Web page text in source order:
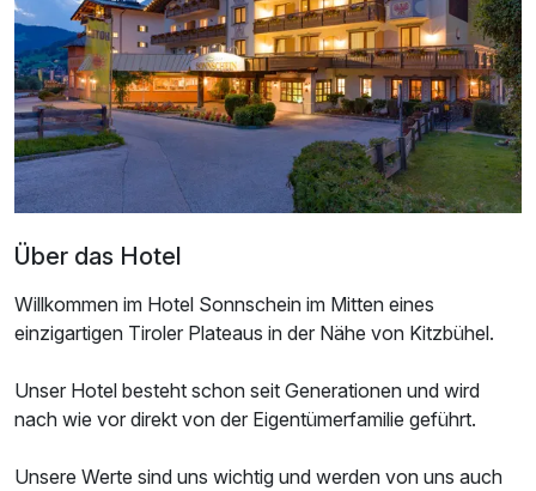
Ausstattung
Für 4 Tage p.P. ab382,00 €
Familienzimmer
2 Erwachsene und 2 Kinder
388,00 €
Über das Hotel
Willkommen im Hotel Sonnschein im Mitten eines
einzigartigen Tiroler Plateaus in der Nähe von Kitzbühel.
Unser Hotel besteht schon seit Generationen und wird
nach wie vor direkt von der Eigentümerfamilie geführt.
Unsere Werte sind uns wichtig und werden von uns auch